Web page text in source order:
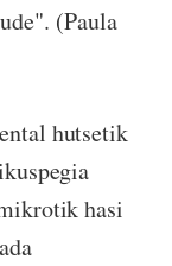
(Paula
hutsetik
hasi